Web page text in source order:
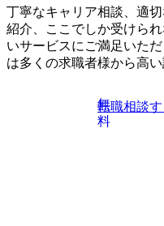
(木) 16:00 当日はDirbatoの
動向を踏まえ、コンサル
伝えいたします。コンサ
ている方や情報収集を行
ンサルタントも登壇しま
職後のご不安な事はその
丁寧なキャリア相談、適
紹介、ここでしか受けら
いサービスにご満足いた
は多くの求職者様から高
無
料
転職相談す